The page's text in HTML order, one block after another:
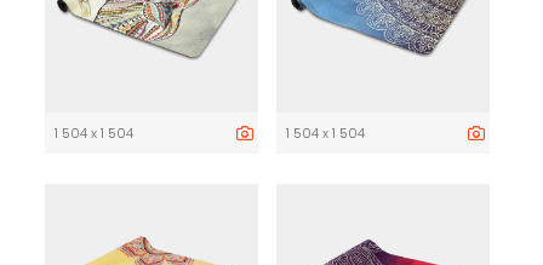
1 504 x 1 504 1 504 x 1 504